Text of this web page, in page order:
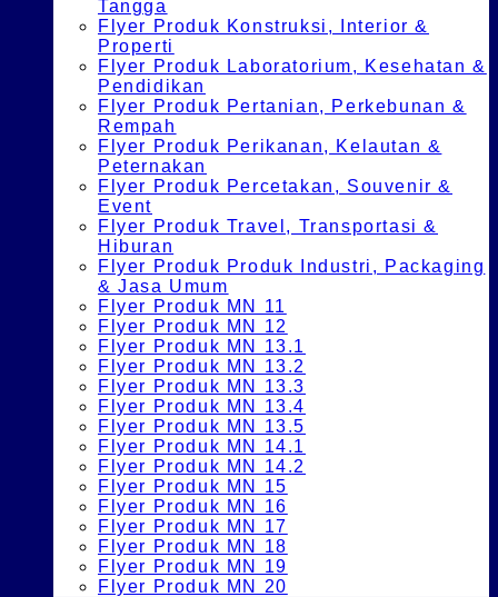
Tangga
Flyer Produk Konstruksi, Interior &
Properti
Flyer Produk Laboratorium, Kesehatan &
Pendidikan
Flyer Produk Pertanian, Perkebunan &
Rempah
Flyer Produk Perikanan, Kelautan &
Peternakan
Flyer Produk Percetakan, Souvenir &
Event
Flyer Produk Travel, Transportasi &
Hiburan
Flyer Produk Produk Industri, Packaging
& Jasa Umum
Flyer Produk MN 11
Flyer Produk MN 12
Flyer Produk MN 13.1
Flyer Produk MN 13.2
Flyer Produk MN 13.3
Flyer Produk MN 13.4
Flyer Produk MN 13.5
Flyer Produk MN 14.1
Flyer Produk MN 14.2
Flyer Produk MN 15
Flyer Produk MN 16
Flyer Produk MN 17
Flyer Produk MN 18
Flyer Produk MN 19
Flyer Produk MN 20